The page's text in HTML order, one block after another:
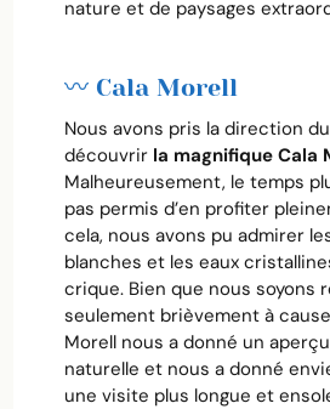
nature et de paysages
〰️ Cala Morell
Nous avons pris la direction
découvrir la magnifique Cala
Malheureusement, le temps
pas permis d’en profiter
cela, nous avons pu admirer
blanches et les eaux
crique. Bien que nous soyons
seulement brièvement à
Morell nous a donné un
naturelle et nous a donné
une visite plus longue et